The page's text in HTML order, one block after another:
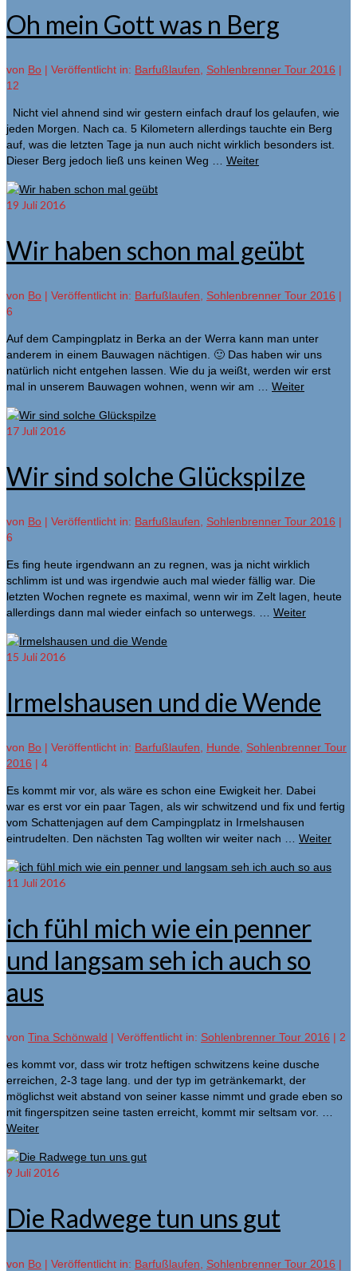
Oh mein Gott was n Berg
von Bo | Veröffentlicht in: Barfußlaufen Sohlenbrenner Tour 2016 |
12
Nicht viel ahnend sind wir gestern einfach drauf los gelaufen, wie
jeden Morgen. Nach ca. 5 Kilometern allerdings tauchte ein Berg
auf, was die letzten Tage ja nun auch nicht wirklich besonders ist.
Dieser Berg jedoch ließ uns keinen Weg … Weiter
19 Juli 2016
Wir haben schon mal geübt
von Bo | Veröffentlicht in: Barfußlaufen Sohlenbrenner Tour 2016 |
6
Auf dem Campingplatz in Berka an der Werra kann man unter
anderem in einem Bauwagen nächtigen. 🙂 Das haben wir uns
natürlich nicht entgehen lassen. Wie du ja weißt, werden wir erst
mal in unserem Bauwagen wohnen, wenn wir am … Weiter
17 Juli 2016
Wir sind solche Glückspilze
von Bo | Veröffentlicht in: Barfußlaufen, Sohlenbrenner Tour 2016 |
6
Es fing heute irgendwann an zu regnen, was ja nicht wirklich
schlimm ist und was irgendwie auch mal wieder fällig war. Die
letzten Wochen regnete es maximal, wenn wir im Zelt lagen, heute
allerdings dann mal wieder einfach so unterwegs. … Weiter
15 Juli 2016
Irmelshausen und die Wende
von Bo | Veröffentlicht in: Barfußlaufen, Hunde, Sohlenbrenner Tour
2016 | 4
Es kommt mir vor, als wäre es schon eine Ewigkeit her. Dabei
war es erst vor ein paar Tagen, als wir schwitzend und fix und fertig
vom Schattenjagen auf dem Campingplatz in Irmelshausen
eintrudelten. Den nächsten Tag wollten wir weiter nach … Weiter
11 Juli 2016
ich fühl mich wie ein penner
und langsam seh ich auch so
aus
von Tina Schönwald | Veröffentlicht in: Sohlenbrenner Tour 2016 | 2
es kommt vor, dass wir trotz heftigen schwitzens keine dusche
erreichen, 2-3 tage lang. und der typ im getränkemarkt, der
möglichst weit abstand von seiner kasse nimmt und grade eben so
mit fingerspitzen seine tasten erreicht, kommt mir seltsam vor. …
Weiter
9 Juli 2016
Die Radwege tun uns gut
von Bo | Veröffentlicht in: Barfußlaufen Sohlenbrenner Tour 2016 |